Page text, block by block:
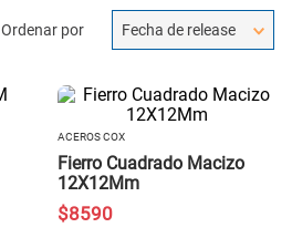
Ordenar por Fecha de release
ACEROS COX
Fierro Cuadrado Macizo
12X12Mm
$8590